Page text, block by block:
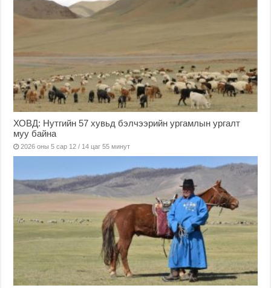
ХОВД: Нутгийн 57 хувьд бэлчээрийн ургамлын ургалт
муу байна
2026 оны 5 сар 12 / 14 цаг 55 минут